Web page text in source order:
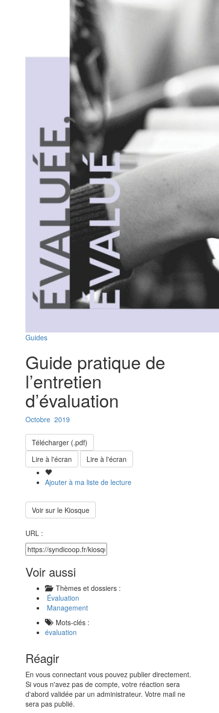
Guides
Guide pratique de
l’entretien
d’évaluation
Octobre 2019
Télécharger (.pdf)
Lire à l'écran
Lire à l'écran
Ajouter à ma liste de lecture
Voir sur le Kiosque
URL :
Voir aussi
Thèmes et dossiers :
Évaluation
Management
Mots-clés :
évaluation
Réagir
En vous connectant vous pouvez publier directement.
Si vous n'avez pas de compte, votre réaction sera
d'abord validée par un administrateur. Votre mail ne
sera pas publié.